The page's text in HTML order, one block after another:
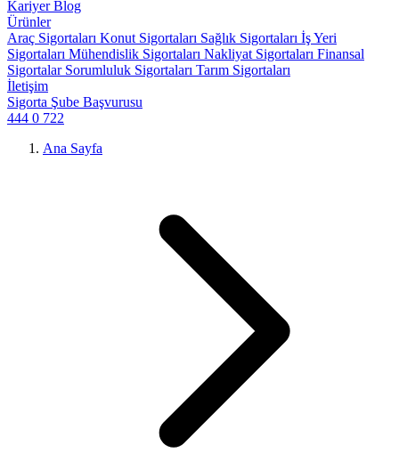
KariyerBlog
Ürünler
Araç Sigortaları Konut Sigortaları Sağlık Sigortaları İş Yeri
Sigortaları Mühendislik Sigortaları Nakliyat Sigortaları Finansal
Sigortalar Sorumluluk Sigortaları Tarım Sigortaları
İletişim
Sigorta Şube Başvurusu
444 0 722
Ana Sayfa